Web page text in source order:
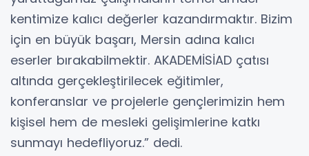
kentimize kalıcı değerler kazandırmaktır. Bizim
için en büyük başarı, Mersin adına kalıcı
eserler bırakabilmektir. AKADEMİSİAD çatısı
altında gerçekleştirilecek eğitimler,
konferanslar ve projelerle gençlerimizin hem
kişisel hem de mesleki gelişimlerine katkı
sunmayı hedefliyoruz.” dedi.